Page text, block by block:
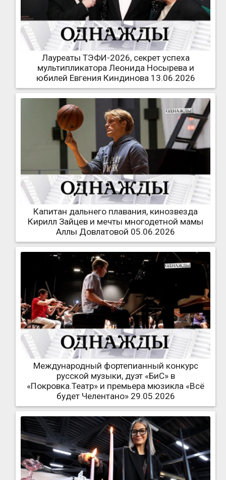
Лауреаты ТЭФИ-2026, секрет успеха
мультипликатора Леонида Носырева и
юбилей Евгения Киндинова 13.06.2026
Капитан дальнего плавания, кинозвезда
Кирилл Зайцев и мечты многодетной мамы
Аллы Довлатовой 05.06.2026
Международный фортепианный конкурс
русской музыки, дуэт «БиС» в
«Покровка.Театр» и премьера мюзикла «Всё
будет Челентано» 29.05.2026